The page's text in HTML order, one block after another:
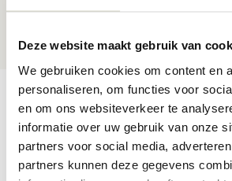
Deze website maakt gebruik van
We gebruiken cookies om content en
personaliseren, om functies voor
en om ons websiteverkeer te
informatie over uw gebruik van onze
partners voor social media,
partners kunnen deze gegevens
30 dagenretour
Productomschrijving
Mooi groot vloerkleed van het prachtige
Dit Bloomingville Mini vloerkleed heeft een